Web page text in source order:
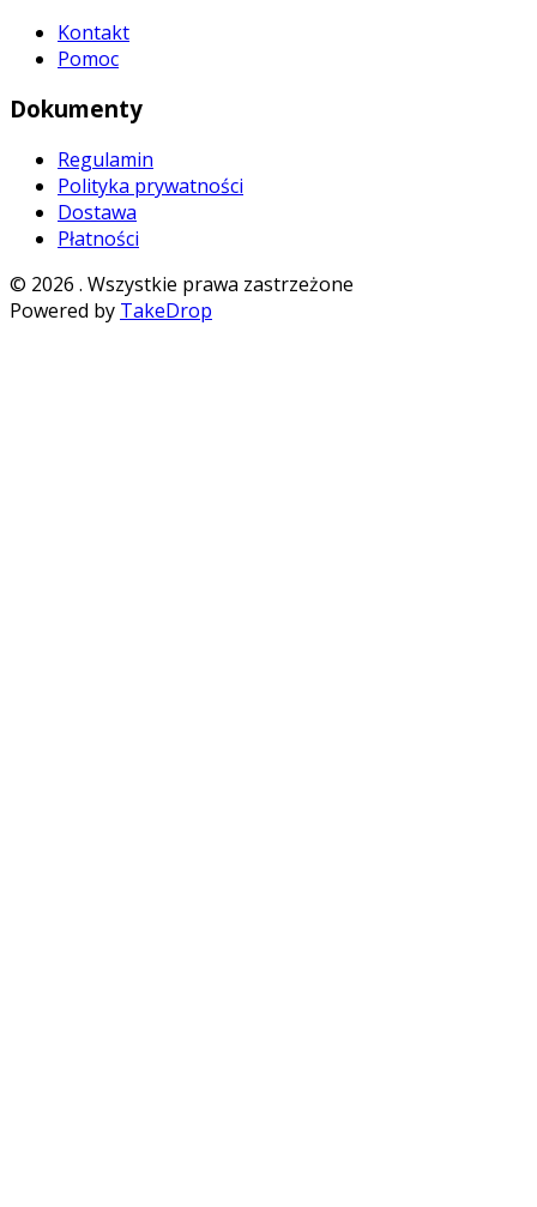
Kontakt
Pomoc
Dokumenty
Regulamin
Polityka prywatności
Dostawa
Płatności
© 2026 . Wszystkie prawa zastrzeżone
Powered by TakeDrop